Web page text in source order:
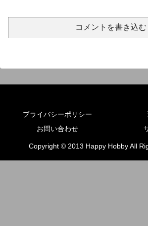
コメントを書き込む
プライバシーポリシー
お問い合わせ
Copyright © 2013 Happy Hobby All